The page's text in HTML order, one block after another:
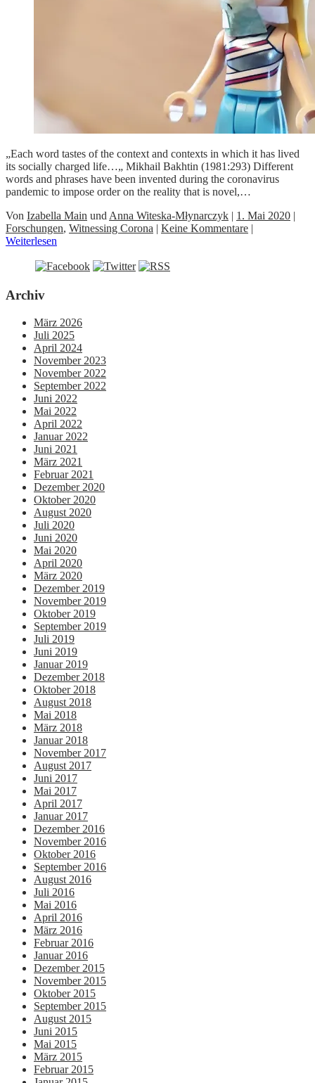
„Each word tastes of the context and contexts in which it has lived
its socially charged life…„ Mikhail Bakhtin (1981:293) Different
words and phrases have been invented during the coronavirus
pandemic to impose order on the reality that is novel,…
Von Izabella Main undAnna Witeska-Młynarczyk | 1. Mai 2020 |
Forschungen, Witnessing Corona | Keine Kommentare |
Weiterlesen
Archiv
März 2026
Juli 2025
April 2024
November 2023
November 2022
September 2022
Juni 2022
Mai 2022
April 2022
Januar 2022
Juni 2021
März 2021
Februar 2021
Dezember 2020
Oktober 2020
August 2020
Juli 2020
Juni 2020
Mai 2020
April 2020
März 2020
Dezember 2019
November 2019
Oktober 2019
September 2019
Juli 2019
Juni 2019
Januar 2019
Dezember 2018
Oktober 2018
August 2018
Mai 2018
März 2018
Januar 2018
November 2017
August 2017
Juni 2017
Mai 2017
April 2017
Januar 2017
Dezember 2016
November 2016
Oktober 2016
September 2016
August 2016
Juli 2016
Mai 2016
April 2016
März 2016
Februar 2016
Januar 2016
Dezember 2015
November 2015
Oktober 2015
September 2015
August 2015
Juni 2015
Mai 2015
März 2015
Februar 2015